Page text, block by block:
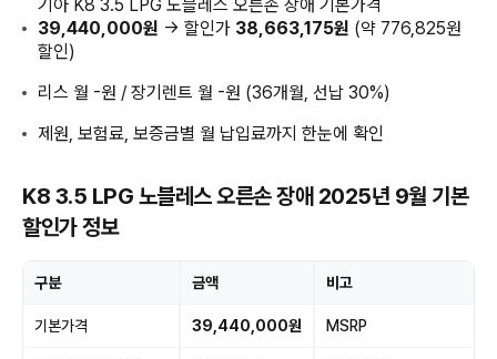
기아 K8 3.5 LPG 노블레스 오른손 장애 기본가격
39,440,000원 → 할인가 38,663,175원 (약 776,825원
할인)
리스 월 -원 / 장기렌트 월 -원 (36개월, 선납 30%)
제원, 보험료, 보증금별 월 납입료까지 한눈에 확인
K8 3.5 LPG 노블레스 오른손 장애 2025년 9월 기본
할인가 정보
구분 금액 비고
기본가격 39,440,000원 MSRP